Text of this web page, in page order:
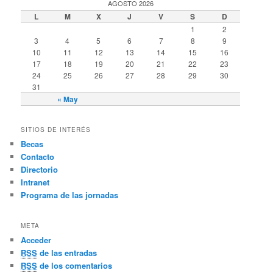
AGOSTO 2026
L M X J V S D
« May
1
2
3
4 5 6 7 8
9
10
11 12 13 14 15
16
17
18 19 20 21 22
23
24
25 26 27 28 29
30
31
SITIOS DE INTERÉS
Becas
Contacto
Directorio
Intranet
Programa de las jornadas
META
Acceder
RSS de las entradas
RSS de los comentarios